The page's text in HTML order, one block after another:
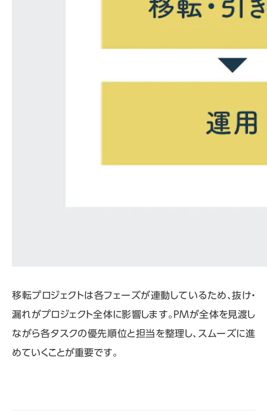
移転プロジェクトは各フェーズが連動しているため、抜け・
漏れがプロジェクト全体に影響します。 PMが全体を見渡し
ながら各タスクの優先順位と担当を整理し、スムーズに進
めていくことが重要です。